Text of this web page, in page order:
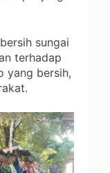
sungai
terhadap
yang bersih,